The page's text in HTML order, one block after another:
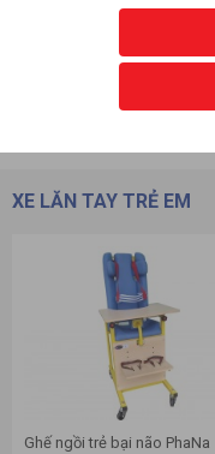
XE LĂN TAY TRẺ EM
Ghế ngồi trẻ bại não PhaNa